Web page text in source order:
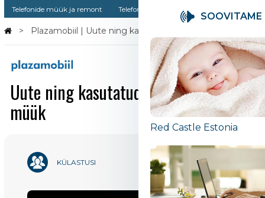
Telefonide müük ja remont Telefonide müük
Plazamobiil | Uute ning kasutatud Apple toodete müük
Uute ning kasutatud Apple toodete
müük
KÜLASTUSI 66 913
SOOVITAME
Ilm.ee